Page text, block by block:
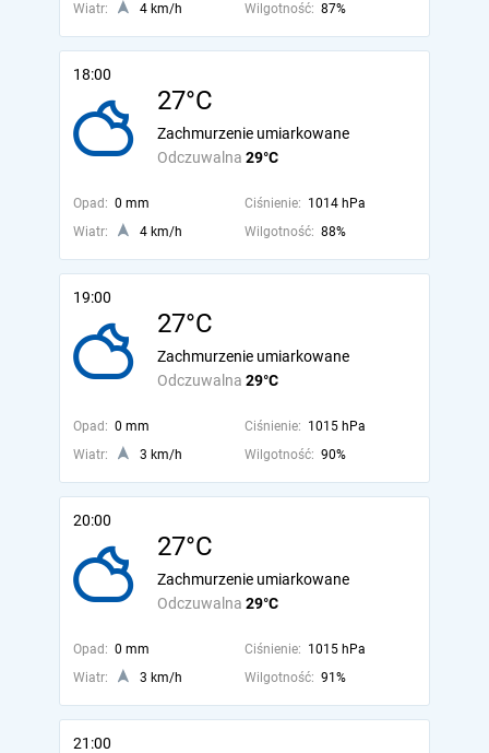
Wiatr:
4 km/h Wilgotność: 87%
18:00
27°C
Odczuwalna 29°C
Zachmurzenie umiarkowane
Opad: 0 mm Ciśnienie: 1014 hPa
Wiatr:
4 km/h Wilgotność: 88%
19:00
27°C
Odczuwalna 29°C
Zachmurzenie umiarkowane
Opad: 0 mm Ciśnienie: 1015 hPa
Wiatr:
3 km/h Wilgotność: 90%
20:00
27°C
Odczuwalna 29°C
Zachmurzenie umiarkowane
Opad: 0 mm Ciśnienie: 1015 hPa
Wiatr:
3 km/h Wilgotność: 91%
21:00